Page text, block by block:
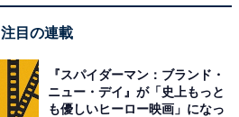
注目の連載
『スパイダーマン：ブランド・
ニュー・デイ』が「史上もっと
も優しいヒーロー映画」になっ